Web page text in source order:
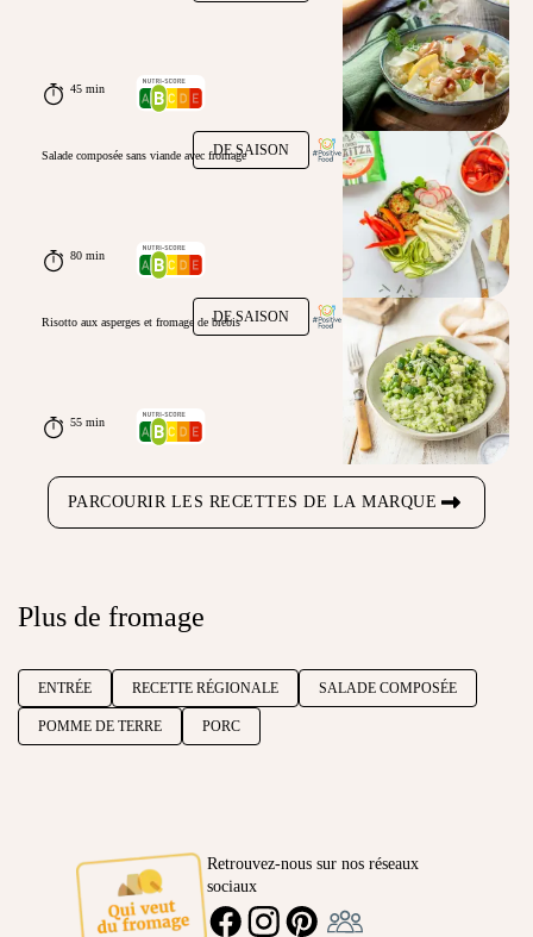
45 min
DE SAISON
Salade composée sans viande avec fromage
80 min
DE SAISON
Risotto aux asperges et fromage de brebis
55 min
PARCOURIR LES RECETTES DE LA MARQUE
Plus de fromage
ENTRÉE RECETTE RÉGIONALE SALADE COMPOSÉE
POMME DE TERRE PORC
Retrouvez-nous sur nos réseaux
sociaux
FACEBOOKINSTAGRAMPINTEREST